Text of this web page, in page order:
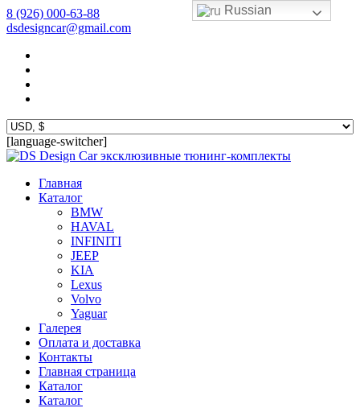
8 (926) 000-63-88
dsdesigncar@gmail.com
[language-switcher]
эксклюзивные тюнинг-комплекты
Главная
Каталог
BMW
HAVAL
INFINITI
JEEP
KIA
Lexus
Volvo
Yaguar
Галерея
Оплата и доставка
Контакты
Главная страница
Каталог
Каталог
Russian